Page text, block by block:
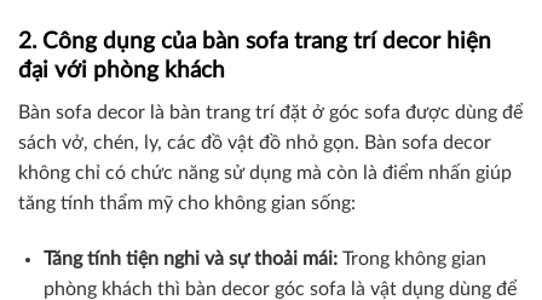
2. Công dụng của bàn sofa trang trí decor hiện
đại với phòng khách
Bàn sofa decor là bàn trang trí đặt ở góc sofa được dùng để
sách vở, chén, ly, các đồ vật đồ nhỏ gọn. Bàn sofa decor
không chỉ có chức năng sử dụng mà còn là điểm nhấn giúp
tăng tính thẩm mỹ cho không gian sống:
Tăng tính tiện nghi và sự thoải mái:Trong không gian
phòng khách thì bàn decor góc sofa là vật dụng dùng để